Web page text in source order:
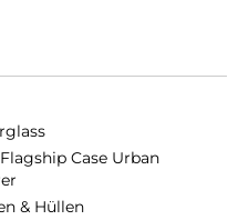
Case Urban
& Hüllen